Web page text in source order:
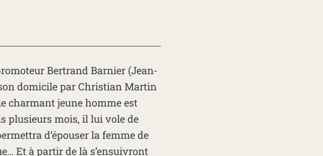
Bertrand Barnier (Jean-
domicile par Christian Martin
charmant jeune homme est
plusieurs mois, il lui vole de
d’épouser la femme de
Et à partir de là s’ensuivront